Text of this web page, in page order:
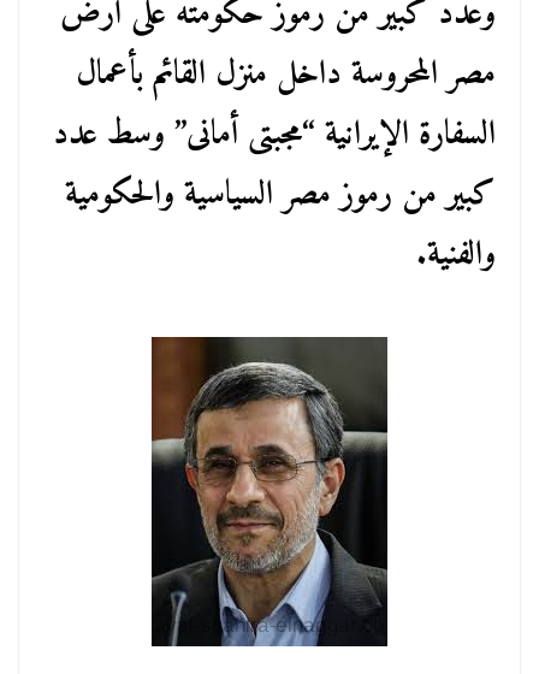
وعدد كبير من رموز حكومته على أرض
مصر المحروسة داخل منزل القائم بأعمال
السفارة الإيرانية “مجبتى أمانى” وسط عدد
كبير من رموز مصر السياسية والحكومية
والفنية.